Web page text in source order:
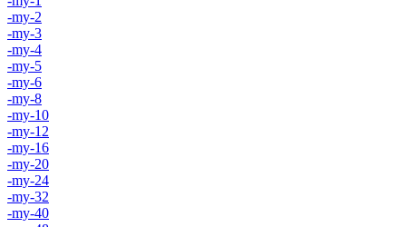
-my-2
-my-3
-my-4
-my-5
-my-6
-my-8
-my-10
-my-12
-my-16
-my-20
-my-24
-my-32
-my-40